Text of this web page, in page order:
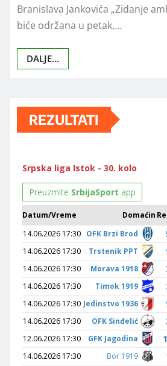
Branislava Jankovića „Zidanje
biće održana u petak,…
DALJE...
REZULTATI